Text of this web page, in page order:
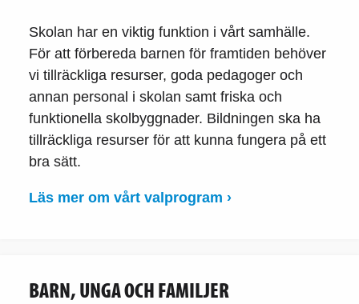
Skolan har en viktig funktion i vårt samhälle.
För att förbereda barnen för framtiden behöver
vi tillräckliga resurser, goda pedagoger och
annan personal i skolan samt friska och
funktionella skolbyggnader. Bildningen ska ha
tillräckliga resurser för att kunna fungera på ett
bra sätt.
Läs mer om vårt valprogram ›
BARN, UNGA OCH FAMILJER